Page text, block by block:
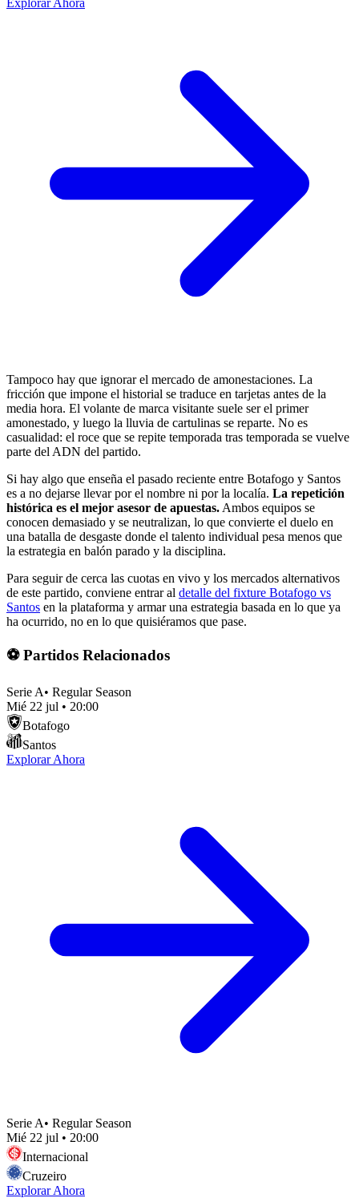
Explorar Ahora
Tampoco hay que ignorar el mercado de amonestaciones. La
fricción que impone el historial se traduce en tarjetas antes de la
media hora. El volante de marca visitante suele ser el primer
amonestado, y luego la lluvia de cartulinas se reparte. No es
casualidad: el roce que se repite temporada tras temporada se vuelve
parte del ADN del partido.
Si hay algo que enseña el pasado reciente entre Botafogo y Santos
es a no dejarse llevar por el nombre ni por la localía. La repetición
histórica es el mejor asesor de apuestas. Ambos equipos se
conocen demasiado y se neutralizan, lo que convierte el duelo en
una batalla de desgaste donde el talento individual pesa menos que
la estrategia en balón parado y la disciplina.
Para seguir de cerca las cuotas en vivo y los mercados alternativos
de este partido, conviene entrar al detalle del fixture Botafogo vs
Santos en la plataforma y armar una estrategia basada en lo que ya
ha ocurrido, no en lo que quisiéramos que pase.
⚽ Partidos Relacionados
Serie A• Regular Season
Mié 22 jul • 20:00
Botafogo
Santos
Explorar Ahora
Serie A• Regular Season
Mié 22 jul • 20:00
Internacional
Cruzeiro
Explorar Ahora